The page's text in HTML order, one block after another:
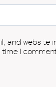
and website
I